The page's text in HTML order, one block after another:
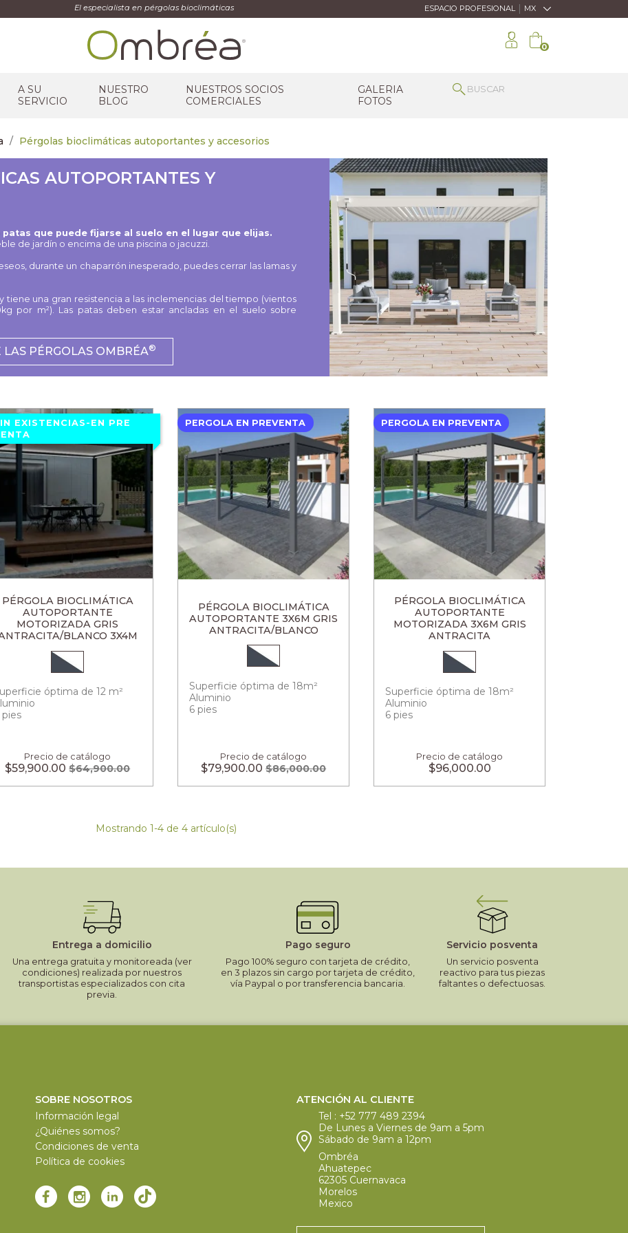
El especialista en pérgolas bioclimáticas ESPACIO PROFESIONAL| MX
0
A SU
SERVICIO
NUESTRO
BLOG
NUESTROS SOCIOS
COMERCIALES
GALERIA
FOTOS
Pérgolas bioclimáticas autoportantes y accesorios
AUTOPORTANTES Y
que puede fijarse al suelo en el lugar que elijas.
de jardín o encima de una piscina o jacuzzi.
durante un chaparrón inesperado, puedes cerrar las lamas y
tiene una gran resistencia a las inclemencias del tiempo (vientos
por m²). Las patas deben estar ancladas en el suelo sobre
LAS PÉRGOLAS OMBRÉA®
EXISTENCIAS-EN PRE
PÉRGOLA BIOCLIMÁTICA
AUTOPORTANTE
MOTORIZADA GRIS
BLANCO 3X4M
óptima de 12 m²
pies
Precio de catálogo
$59,900.00 $64,900.00
PERGOLA EN PREVENTA
PÉRGOLA BIOCLIMÁTICA
AUTOPORTANTE 3X6M GRIS
ANTRACITA/BLANCO
Superficie óptima de 18m²
Aluminio
6 pies
Precio de catálogo
$79,900.00 $86,000.00
PERGOLA EN PREVENTA
PÉRGOLA BIOCLIMÁTICA
AUTOPORTANTE
MOTORIZADA 3X6M GRIS
ANTRACITA
Superficie óptima de 18m²
Aluminio
6 pies
Precio de catálogo
$96,000.00
Mostrando 1-4 de 4 artículo(s)
Entrega a domicilio
Una entrega gratuita y monitoreada (ver
condiciones) realizada por nuestros
transportistas especializados con cita
previa.
Pago seguro
Pago 100% seguro con tarjeta de crédito,
en 3 plazos sin cargo por tarjeta de crédito,
vía Paypal o por transferencia bancaria.
Servicio posventa
Un servicio posventa
reactivo para tus piezas
faltantes o defectuosas.
SOBRE NOSOTROS
Información legal
¿Quiénes somos?
Condiciones de venta
Política de cookies
ATENCIÓN AL CLIENTE
Tel : +52 777 489 2394
De Lunes a Viernes de 9am a 5pm
Sábado de 9am a 12pm
Ombréa
Ahuatepec
62305 Cuernavaca
Morelos
Mexico